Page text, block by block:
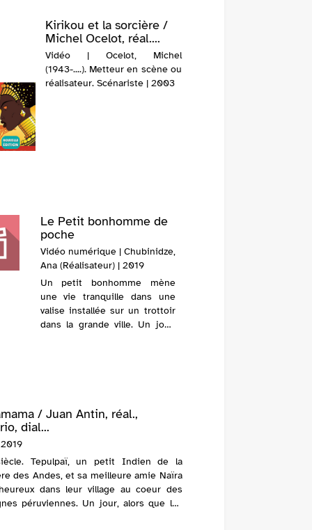
Kirikou et la sorcière /
Michel Ocelot, réal....
Vidéo | Ocelot, Michel
(1943-....). Metteur en scène ou
réalisateur. Scénariste | 2003
Le Petit bonhomme de
poche
Vidéo numérique | Chubinidze,
Ana (Réalisateur) | 2019
Un petit bonhomme mène
une vie tranquille dans une
valise installée sur un trottoir
dans la grande ville. Un jour,
/ Juan Antin, réal.,
dial...
Tepulpaï, un petit Indien de la
des Andes, et sa meilleure amie Naïra
dans leur village au coeur des
péruviennes. Un jour, alors que les